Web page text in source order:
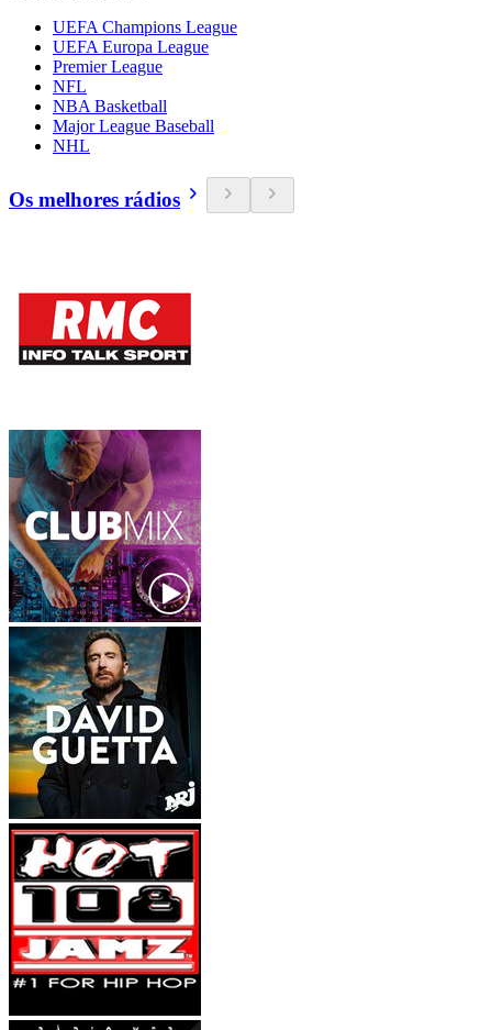
UEFA Champions League
UEFA Europa League
Premier League
NFL
NBA Basketball
Major League Baseball
NHL
Os melhores rádios